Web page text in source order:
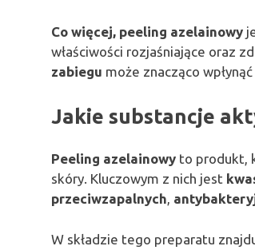
Co więcej, peeling azelainowy
właściwości rozjaśniające oraz
zabiegu może znacząco wpłynąć
Jakie substancje
Peeling azelainowy to produkt,
skóry. Kluczowym z nich jest
przeciwzapalnych,
W składzie tego preparatu